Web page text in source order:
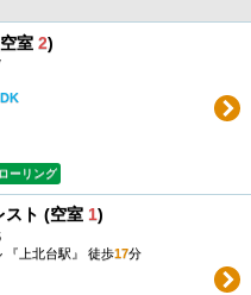
室 2)
ーリング
スト (空室 1)
『上北台駅』 徒歩17分